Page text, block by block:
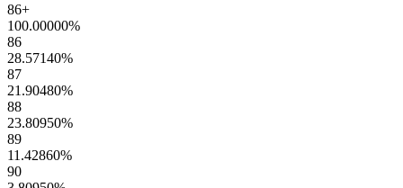
86+
100.00000%
86
28.57140%
87
21.90480%
88
23.80950%
89
11.42860%
90